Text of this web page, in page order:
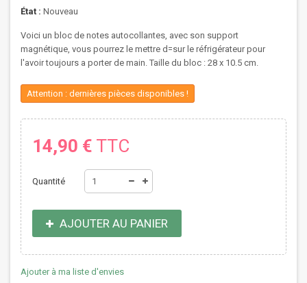
État : Nouveau
Voici un bloc de notes autocollantes, avec son support
magnétique, vous pourrez le mettre d=sur le réfrigérateur pour
l'avoir toujours a porter de main. Taille du bloc : 28 x 10.5 cm.
Attention : dernières pièces disponibles !
14,90 € TTC
Quantité
AJOUTER AU PANIER
Ajouter à ma liste d'envies